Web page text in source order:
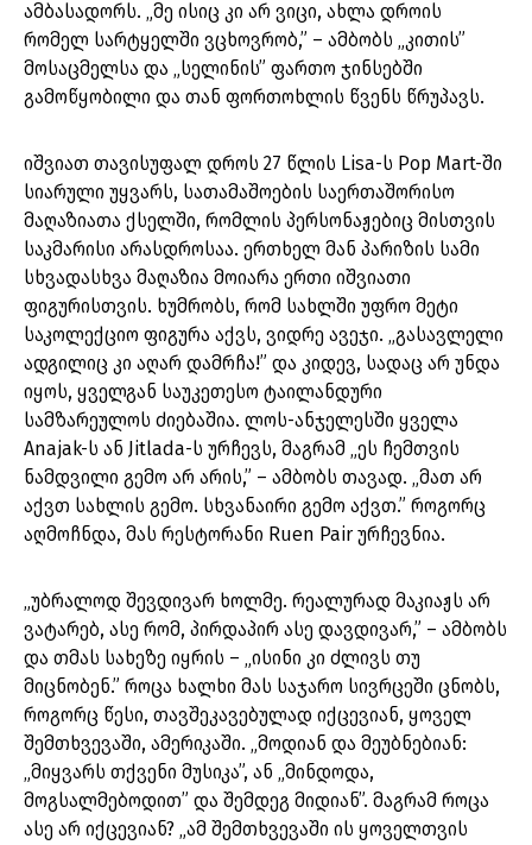
ამბასადორს. „მე ისიც კი არ ვიცი, ახლა დროის
რომელ სარტყელში ვცხოვრობ,” – ამბობს „კითის”
მოსაცმელსა და „სელინის” ფართო ჯინსებში
გამოწყობილი და თან ფორთოხლის წვენს წრუპავს.
იშვიათ თავისუფალ დროს 27 წლის Lisa-ს Pop Mart-ში
სიარული უყვარს, სათამაშოების საერთაშორისო
მაღაზიათა ქსელში, რომლის პერსონაჟებიც მისთვის
საკმარისი არასდროსაა. ერთხელ მან პარიზის სამი
სხვადასხვა მაღაზია მოიარა ერთი იშვიათი
ფიგურისთვის. ხუმრობს, რომ სახლში უფრო მეტი
საკოლექციო ფიგურა აქვს, ვიდრე ავეჯი. „გასავლელი
ადგილიც კი აღარ დამრჩა!” და კიდევ, სადაც არ უნდა
იყოს, ყველგან საუკეთესო ტაილანდური
სამზარეულოს ძიებაშია. ლოს-ანჯელესში ყველა
Anajak-ს ან Jitlada-ს ურჩევს, მაგრამ „ეს ჩემთვის
ნამდვილი გემო არ არის,” – ამბობს თავად. „მათ არ
აქვთ სახლის გემო. სხვანაირი გემო აქვთ.” როგორც
აღმოჩნდა, მას რესტორანი Ruen Pair ურჩევნია.
„უბრალოდ შევდივარ ხოლმე. რეალურად მაკიაჟს არ
ვატარებ, ასე რომ, პირდაპირ ასე დავდივარ,” – ამბობს
და თმას სახეზე იყრის – „ისინი კი ძლივს თუ
მიცნობენ.” როცა ხალხი მას საჯარო სივრცეში ცნობს,
როგორც წესი, თავშეკავებულად იქცევიან, ყოველ
შემთხვევაში, ამერიკაში. „მოდიან და მეუბნებიან:
„მიყვარს თქვენი მუსიკა”, ან „მინდოდა,
მოგსალმებოდით” და შემდეგ მიდიან”. მაგრამ როცა
ასე არ იქცევიან? „ამ შემთხვევაში ის ყოველთვის